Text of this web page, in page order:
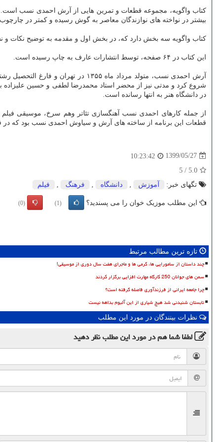
کتاب واگویه، مجموعه قطعات و تمرین هایی از آرش احمدی نسب است.
بیشتر در نواخته های نوازندگان معاصر به گوش رسیده و کمتر در
کتاب واگویه سه بخش دارد که، در بخش اول و مقدمه به توضیح نکات و نشانه ها پرداخته شده، در بخش دوم ۱۱ تمرین آمده
این کتاب در ۶۴ صفحه، توسط انتشارات عارف به چاپ رسیده است.
آرش احمدی نسب، متولد مرداد ماه ۱۳۵۵ در تهران و فارغ التحصیل رشته نوازندگی موسیقی ایرانی در مقطع کارشناسی از
شروع کرد و مدتی نیز از محضر استاد محمدرضا لطفی و حسین علیزاده
در دانشگاه هنر به انتها رسانده است.
قطعات این برنامه از ساخته های آرش و سیاوش احمدی نسب بود که در
1399/05/27
10:23:42
5.0
/
5
تگهای خبر:
آموزش , دانشگاه , فرهنگ , فیلم
این مطلب موزیک خوان را می پسندید؟ (1)
(0)
تازه ترین مطالب مرتبط
چند داستان از سامورایی ها، گرمی ها و ماجرای هفت سال دوری از موسیقی!
سمن های جوانان 250 کارگاه مهارت افزایی برگزار کردند
چرا جامعه ایرانی از فرزندآوری فاصله گرفته است؟
تابستان شنیدنی شد هیچ شیاری از این آلبوم بداهه نیست
نظرات بینندگان در مورد این مطلب
لطفا شما همدر مورد این مطلبنظر دهید